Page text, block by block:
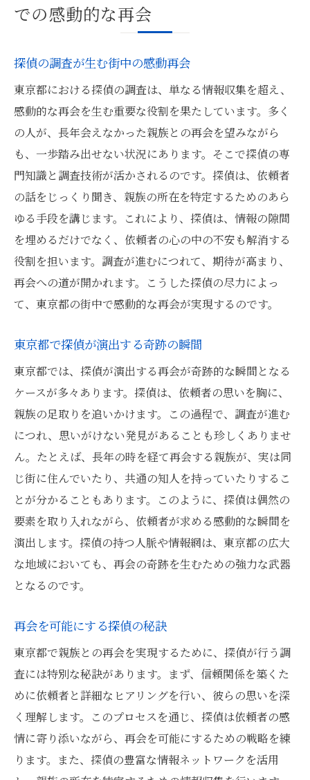
での感動的な再会
探偵の調査が生む街中の感動再会
東京都における探偵の調査は、単なる情報収集を超え、
感動的な再会を生む重要な役割を果たしています。多く
の人が、長年会えなかった親族との再会を望みながら
も、一歩踏み出せない状況にあります。そこで探偵の専
門知識と調査技術が活かされるのです。探偵は、依頼者
の話をじっくり聞き、親族の所在を特定するためのあら
ゆる手段を講じます。これにより、探偵は、情報の隙間
を埋めるだけでなく、依頼者の心の中の不安も解消する
役割を担います。調査が進むにつれて、期待が高まり、
再会への道が開かれます。こうした探偵の尽力によっ
て、東京都の街中で感動的な再会が実現するのです。
東京都で探偵が演出する奇跡の瞬間
東京都では、探偵が演出する再会が奇跡的な瞬間となる
ケースが多々あります。探偵は、依頼者の思いを胸に、
親族の足取りを追いかけます。この過程で、調査が進む
につれ、思いがけない発見があることも珍しくありませ
ん。たとえば、長年の時を経て再会する親族が、実は同
じ街に住んでいたり、共通の知人を持っていたりするこ
とが分かることもあります。このように、探偵は偶然の
要素を取り入れながら、依頼者が求める感動的な瞬間を
演出します。探偵の持つ人脈や情報網は、東京都の広大
な地域においても、再会の奇跡を生むための強力な武器
となるのです。
再会を可能にする探偵の秘訣
東京都で親族との再会を実現するために、探偵が行う調
査には特別な秘訣があります。まず、信頼関係を築くた
めに依頼者と詳細なヒアリングを行い、彼らの思いを深
く理解します。このプロセスを通じ、探偵は依頼者の感
情に寄り添いながら、再会を可能にするための戦略を練
ります。また、探偵の豊富な情報ネットワークを活用